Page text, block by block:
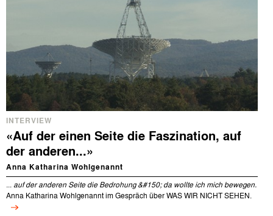
INTERVIEW
«Auf der einen Seite die Faszination, auf
der anderen...»
Anna Katharina Wohlgenannt
... auf der anderen Seite die Bedrohung &#150; da wollte ich mich bewegen.
Anna Katharina Wohlgenannt im Gespräch über WAS WIR NICHT SEHEN.